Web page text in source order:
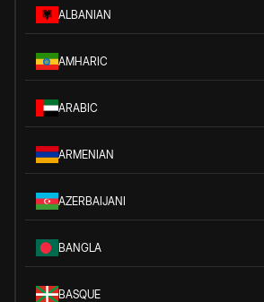
ALBANIAN
AMHARIC
ARABIC
ARMENIAN
AZERBAIJANI
BANGLA
BASQUE